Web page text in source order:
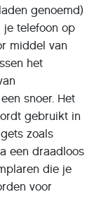
genoemd)
je telefoon op
middel van
het
snoer. Het
gebruikt in
zoals
een draadloos
die je
voor